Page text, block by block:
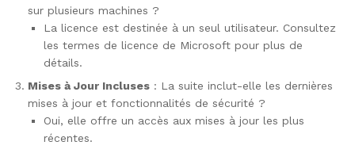
sur plusieurs machines ?
La licence est destinée à un seul utilisateur. Consultez
les termes de licence de Microsoft pour plus de
détails.
Mises à Jour Incluses : La suite inclut-elle les dernières
mises à jour et fonctionnalités de sécurité ?
Oui, elle offre un accès aux mises à jour les plus
récentes.